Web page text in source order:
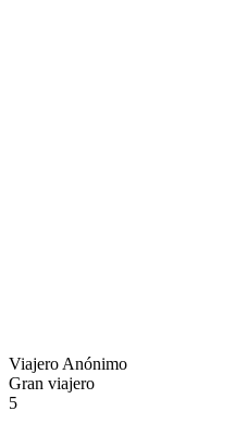
Viajero Anónimo
Gran viajero
5